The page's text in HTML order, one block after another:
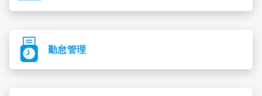
勤怠管理